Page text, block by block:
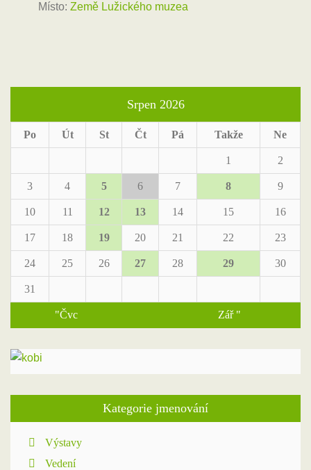
Místo: Země Lužického muzea
Srpen 2026
Po Út St Čt Pá Takže Ne
1 2
3 4 5 6 7 8 9
10 11 12 13 14 15 16
17 18 19 20 21 22 23
24 25 26 27 28 29 30
31
"Čvc Zář "
Kategorie jmenování
Výstavy
Vedení